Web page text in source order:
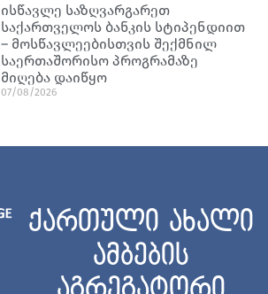
ისწავლე საზღვარგარეთ
საქართველოს ბანკის სტიპენდიით
– მოსწავლეებისთვის შექმნილ
საერთაშორისო პროგრამაზე
მიღება დაიწყო
07/08/2026
ქართული ახალი
ამბების